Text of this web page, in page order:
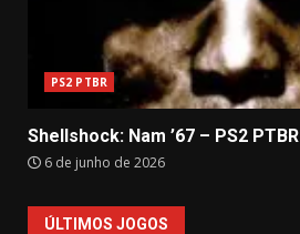
PS2 PTBR
Shellshock: Nam ’67 – PS2 PTBR
6 de junho de 2026
ÚLTIMOS JOGOS